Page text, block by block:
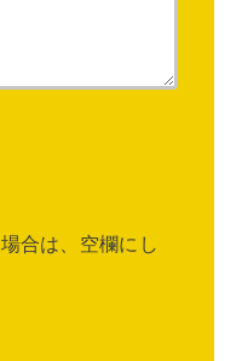
合は、空欄にし